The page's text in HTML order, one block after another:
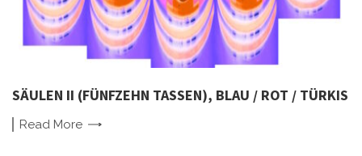
SÄULEN II (FÜNFZEHN TASSEN), BLAU / ROT / TÜRKIS
Read More